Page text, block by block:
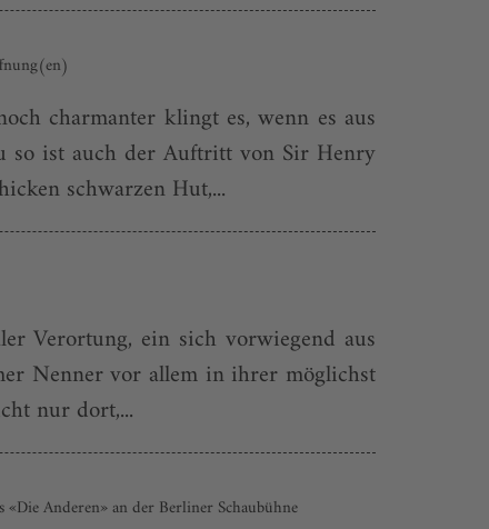
charmanter klingt es, wenn es aus
so ist auch der Auftritt von Sir Henry
schwarzen Hut,...
Verortung, ein sich vorwiegend aus
Nenner vor allem in ihrer möglichst
nur dort,...
Anderen» an der Berliner Schaubühne